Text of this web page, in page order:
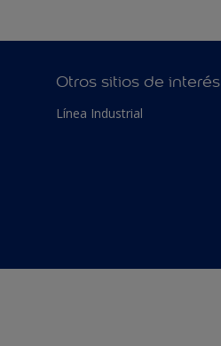
Otros sitios de interés
Línea Industrial